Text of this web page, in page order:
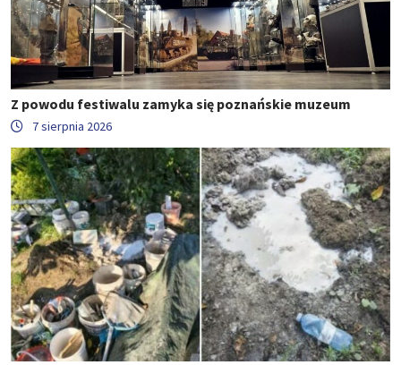
Z powodu festiwalu zamyka się poznańskie muzeum
7 sierpnia 2026